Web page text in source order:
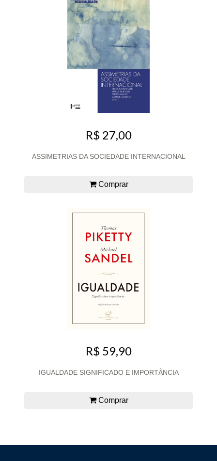
R$ 27,00
ASSIMETRIAS DA SOCIEDADE INTERNACIONAL
Comprar
R$ 59,90
IGUALDADE SIGNIFICADO E IMPORTÂNCIA
Comprar